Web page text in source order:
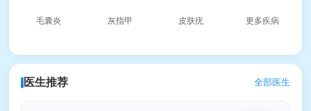
毛囊炎 灰指甲 皮肤疣 更多疾病
医生推荐 全部医生